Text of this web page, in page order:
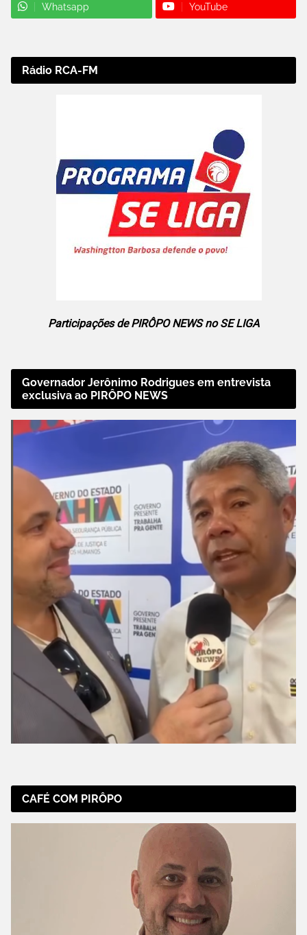
Whatsapp YouTube
Rádio RCA-FM
Participações de PIRÔPO NEWS no SE LIGA
Governador Jerônimo Rodrigues em entrevista
exclusiva ao PIRÔPO NEWS
CAFÉ COM PIRÔPO